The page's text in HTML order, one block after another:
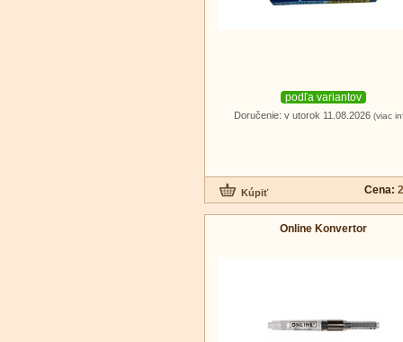
podľa variantov
Doručenie: v utorok 11.08.2026 (viac
Cena:
Online Konvertor